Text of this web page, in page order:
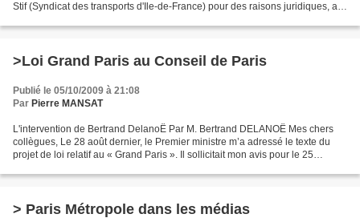
Stif (Syndicat des transports d'Ile-de-France) pour des raisons juridiques, a-t-
>Loi Grand Paris au Conseil de Paris
Publié le 05/10/2009 à 21:08
Par Pierre MANSAT
L'intervention de Bertrand DelanoË Par M. Bertrand DELANOË Mes chers
collègues, Le 28 août dernier, le Premier ministre m’a adressé le texte du
projet de loi relatif au « Grand Paris ». Il sollicitait mon avis pour le 25
> Paris Métropole dans les médias